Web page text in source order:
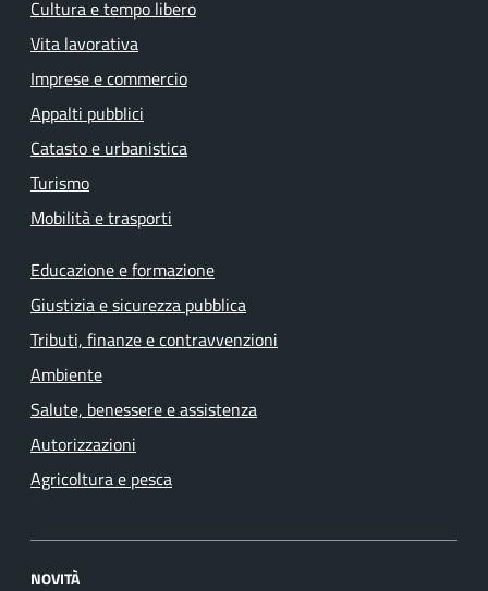
Cultura e tempo libero
Vita lavorativa
Imprese e commercio
Appalti pubblici
Catasto e urbanistica
Turismo
Mobilità e trasporti
Educazione e formazione
Giustizia e sicurezza pubblica
Tributi, finanze e contravvenzioni
Ambiente
Salute, benessere e assistenza
Autorizzazioni
Agricoltura e pesca
NOVITÀ